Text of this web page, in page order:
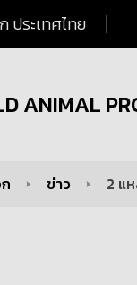
ระเทศไทย
ANIMAL
ข่าว 2 แ